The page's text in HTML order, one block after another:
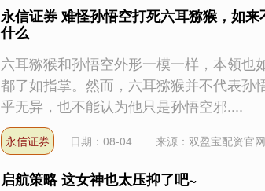
永信证券 难怪孙悟空打死六耳猕猴，如
什么
六耳猕猴和孙悟空外形一模一样，本领也
都了如指掌。然而，六耳猕猴并不代表孙
乎无异，也不能认为他只是孙悟空邪....
永信证券 日期：08-04 来源：双盈宝配资官网
启航策略 这女神也太压抑了吧~